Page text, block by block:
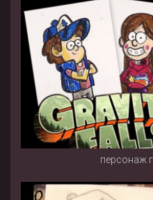
персонаж